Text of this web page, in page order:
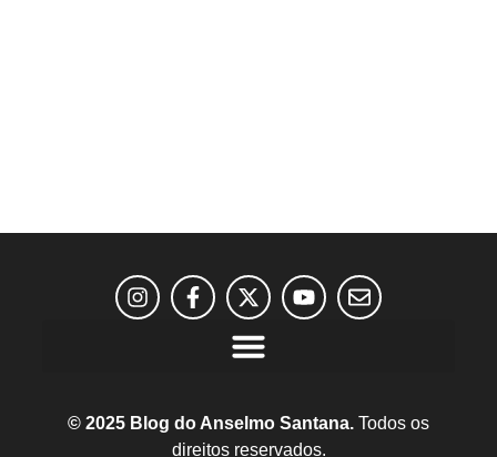
© 2025 Blog do Anselmo Santana. Todos os
direitos reservados.